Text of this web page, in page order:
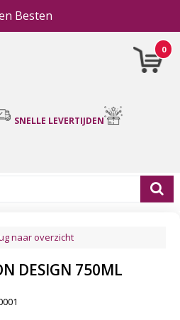
Besten
0
SNELLE LEVERTIJDEN
naar overzicht
DESIGN 750ML